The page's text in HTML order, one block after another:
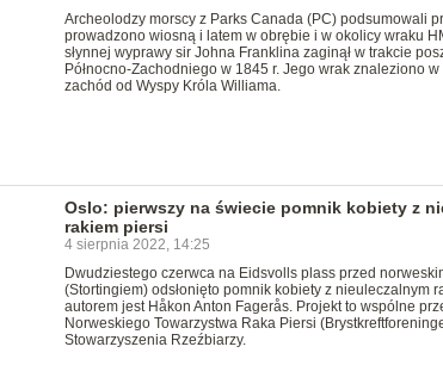
Archeolodzy morscy z Parks Canada (PC) podsumowali
prowadzono wiosną i latem w obrębie i w okolicy wraku
słynnej wyprawy sir Johna Franklina zaginął w trakcie
Północno-Zachodniego w 1845 r. Jego wrak znaleziono w
zachód od Wyspy Króla Williama.
Oslo: pierwszy na świecie pomnik kobiety z
rakiem piersi
4 sierpnia 2022, 14:25
Dwudziestego czerwca na Eidsvolls plass przed
(Stortingiem) odsłonięto pomnik kobiety z nieuleczalnym
autorem jest Håkon Anton Fagerås. Projekt to wspólne
Norweskiego Towarzystwa Raka Piersi
Stowarzyszenia Rzeźbiarzy.